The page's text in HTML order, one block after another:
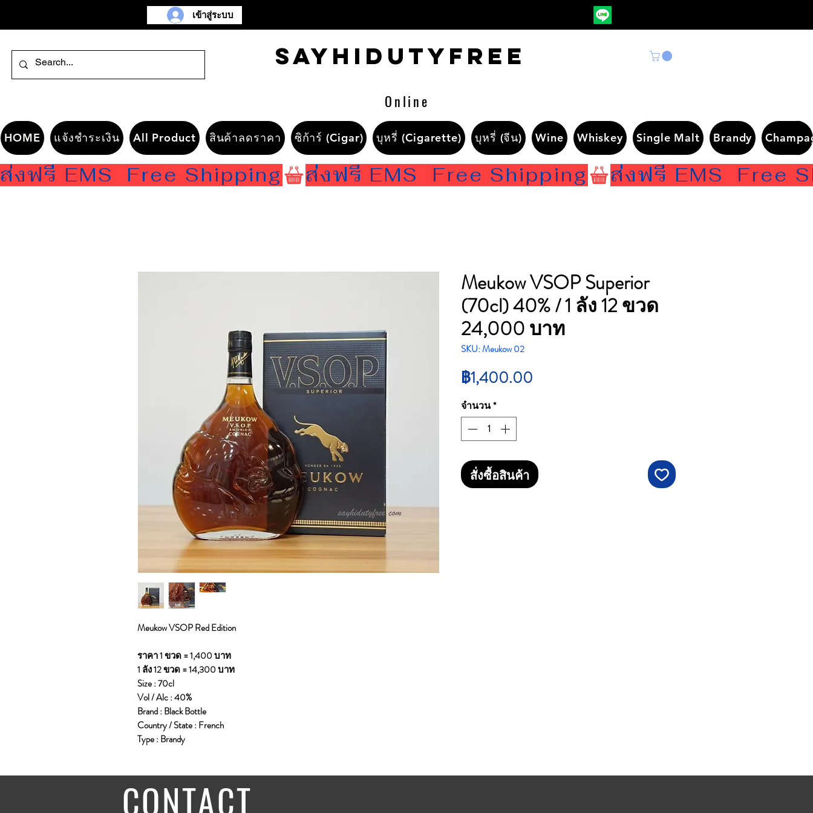
เข้าสู่ระบบ
Sayhidutyfree
Online
HOME แจ้งชำระเงิน All Product สินค้าลดราคา ซิก้าร์ (Cigar) บุหรี่ (Cigarette) บุหรี่ (จีน) Wine Whiskey Single Malt Brandy
ส่งฟรี EMS  Free Shipping
Meukow VSOP Red Edition
ราคา 1 ขวด = 1,400 บาท
1 ลัง 12 ขวด = 14,300 บาท
Size : 70cl
Vol / Alc : 40%
Brand : Black Bottle
Country / State : French
Type : Brandy
Meukow VSOP Superior
(70cl) 40% / 1 ลัง 12 ขวด
24,000 บาท
SKU: Meukow 02
฿1,400.00
จำนวน*
สั่งซื้อสินค้า
CONTACT